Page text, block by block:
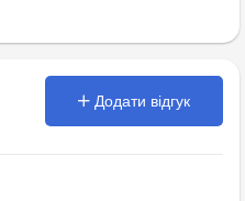
Додати відгук